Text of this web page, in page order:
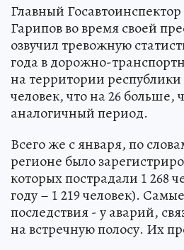
Главный
Гарипов во время своей
озвучил тревожную
года в дорожно-
на территории республики
человек, что на 26
аналогичный период.
Всего же с января, по
регионе было
которых пострадали 1 268
году – 1 219 человек).
последствия - у аварий,
на встречную полосу. Их